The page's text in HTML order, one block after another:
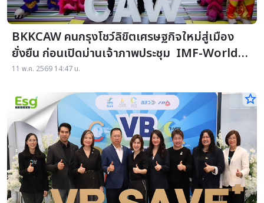
BKKCAW คนกรุงโชว์ลิขิตเศรษฐกิจใหม่สู่เมือง
ยั่งยืน ก่อนเปิดม่านเจ้าภาพประชุม IMF-World
Bank
11 พ.ค. 2569 14:47 น.
star_border